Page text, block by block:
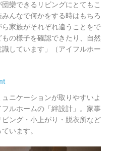
欒できるリビングにとてもこ
んなで何かをする時はもちろ
家族がそれぞれ違うことをで
の様子を確認できたり、自然
しています」（アイフルホー
ニケーションが取りやすいよ
ルホームの「絆設計」。家事
ング・小上がり・脱衣所など
います。